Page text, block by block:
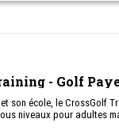
- Golf
son école, le CrossGolf
niveaux pour adultes